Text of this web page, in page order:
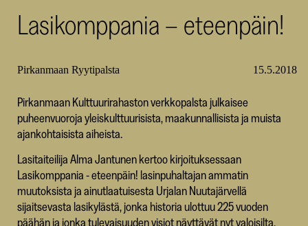
SKR
Lasikomppania – eteenpäin!
Pirkanmaan Ryytipalsta 15.5.2018
Pirkanmaan Kulttuurirahaston verkkopalsta julkaisee
puheenvuoroja yleiskulttuurisista, maakunnallisista ja muista
ajankohtaisista aiheista.
Lasitaiteilija Alma Jantunen kertoo kirjoituksessaan
Lasikomppania - eteenpäin! lasinpuhaltajan ammatin
muutoksista ja ainutlaatuisesta Urjalan Nuutajärvellä
sijaitsevasta lasikylästä, jonka historia ulottuu 225 vuoden
päähän ja jonka tulevaisuuden visiot näyttävät nyt valoisilta.